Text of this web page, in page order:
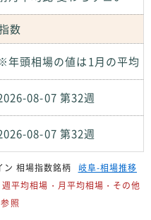
数
年頭相場の値は1月の平均
08-07 第32週
08-07 第32週
ン 相場指数銘柄
岐阜-相場推移
平均相場・月平均相場・その他
照